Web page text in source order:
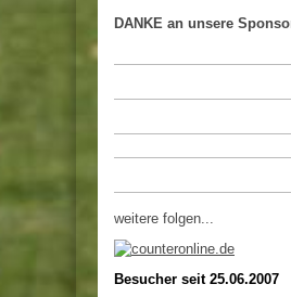
DANKE an unsere
weitere folgen...
Besucher seit 25.06.2007